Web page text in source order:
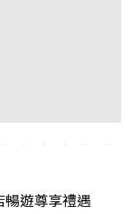
暢遊尊享禮遇